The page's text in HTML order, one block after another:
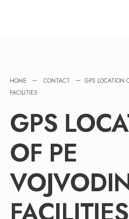
HOME CONTACT
GPS LOCATION
FACILITIES
GPS
OF PE